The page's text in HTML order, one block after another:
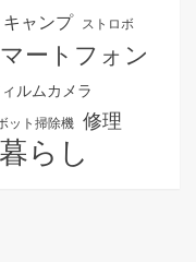
キャンプ ストロボ
ートフォン
ルムカメラ
ット掃除機 修理
らし